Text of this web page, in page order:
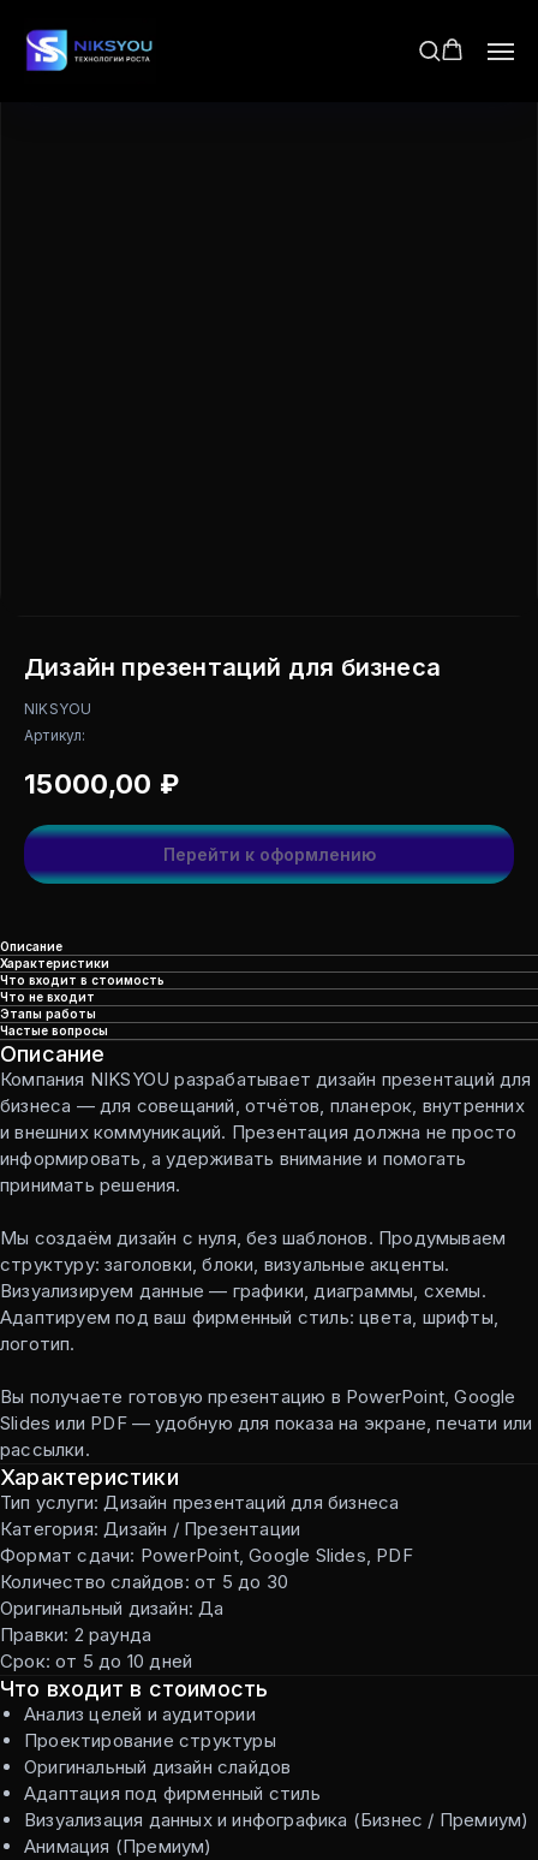
Дизайн презентаций для бизнеса
NIKSYOU
Артикул:
15000,00 ₽
Перейти к оформлению
Описание
Характеристики
Что входит в стоимость
Что не входит
Этапы работы
Частые вопросы
Описание
Компания NIKSYOU разрабатывает дизайн презентаций для
бизнеса — для совещаний, отчётов, планерок, внутренних
и внешних коммуникаций. Презентация должна не просто
информировать, а удерживать внимание и помогать
принимать решения.
Мы создаём дизайн с нуля, без шаблонов. Продумываем
структуру: заголовки, блоки, визуальные акценты.
Визуализируем данные — графики, диаграммы, схемы.
Адаптируем под ваш фирменный стиль: цвета, шрифты,
логотип.
Вы получаете готовую презентацию в PowerPoint, Google
Slides или PDF — удобную для показа на экране, печати или
рассылки.
Характеристики
Тип услуги: Дизайн презентаций для бизнеса
Категория: Дизайн / Презентации
Формат сдачи: PowerPoint, Google Slides, PDF
Количество слайдов: от 5 до 30
Оригинальный дизайн: Да
Правки: 2 раунда
Срок: от 5 до 10 дней
Что входит в стоимость
Анализ целей и аудитории
Проектирование структуры
Оригинальный дизайн слайдов
Адаптация под фирменный стиль
Визуализация данных и инфографика (Бизнес / Премиум)
Анимация (Премиум)